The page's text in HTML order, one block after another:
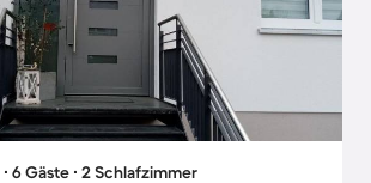
6 Gäste ∙ 2 Schlafzimmer